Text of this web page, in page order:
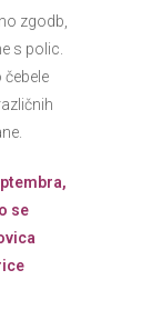
zgodb,
s polic.
se